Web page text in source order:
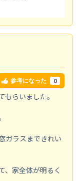
参考になった 0
らいました。
ガラスまできれい
、家全体が明るく